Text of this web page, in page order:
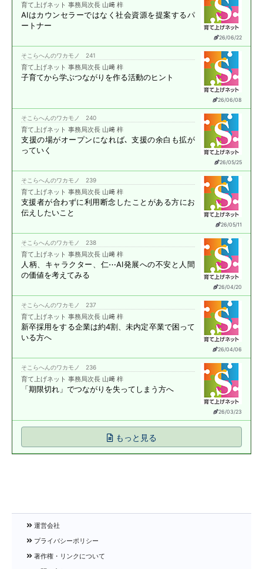
26/06/22
育て上げネット 事務局次長 山﨑 梓
AIはカウンセラーではなく社会資源を提案するパ
ートナー
26/06/08
そこらへんのワカモノ 241
育て上げネット 事務局次長 山﨑 梓
子育てから学ぶつながりを作る活動のヒント
26/05/25
そこらへんのワカモノ 240
育て上げネット 事務局次長 山﨑 梓
支援の場がオープンになれば､支援の余白も拡が
っていく
26/05/11
そこらへんのワカモノ 239
育て上げネット 事務局次長 山﨑 梓
支援者が合わずに利用断念したことがある方にお
伝えしたいこと
26/04/20
そこらへんのワカモノ 238
育て上げネット 事務局次長 山﨑 梓
人柄、キャラクター、仁⋯AI発展への不安と 人間
の価値を考えてみる
26/04/06
そこらへんのワカモノ 237
育て上げネット 事務局次長 山﨑 梓
新卒採用をする企業は約4割、未内定卒業で困って
いる方へ
26/03/23
そこらへんのワカモノ 236
育て上げネット 事務局次長 山﨑 梓
「期限切れ」でつながりを失ってしまう方へ
もっと見る
運営会社
プライバシーポリシー
著作権・リンクについて